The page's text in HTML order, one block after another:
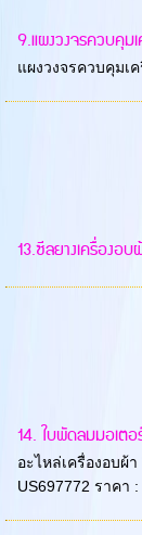
9.แผงวงจรควบคุม
แผงวงจรควบคุมเ
13.ซีลยางเครื่องอบ
14. ใบพัดลมมอเต
อะไหล่เครื่องอบผ้
US697772 ราคา